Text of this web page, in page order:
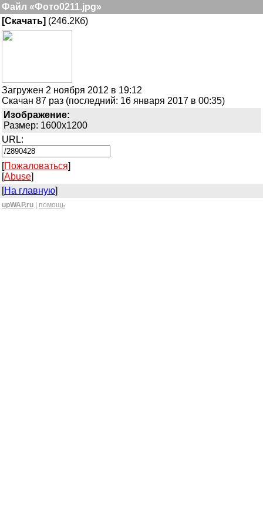
Файл «Фото0211.jpg»
[Скачать] (246.2Кб)
Загружен 2 ноября 2012 в 19:12
Скачан 87 раз (последний: 16 января 2017 в 00:35)
Изображение:
Размер: 1600x1200
URL:
[Пожаловаться]
[Abuse]
[На главную]
upWAP.ru помощь